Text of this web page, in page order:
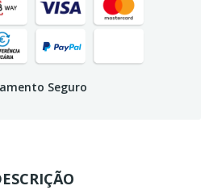
Seguro